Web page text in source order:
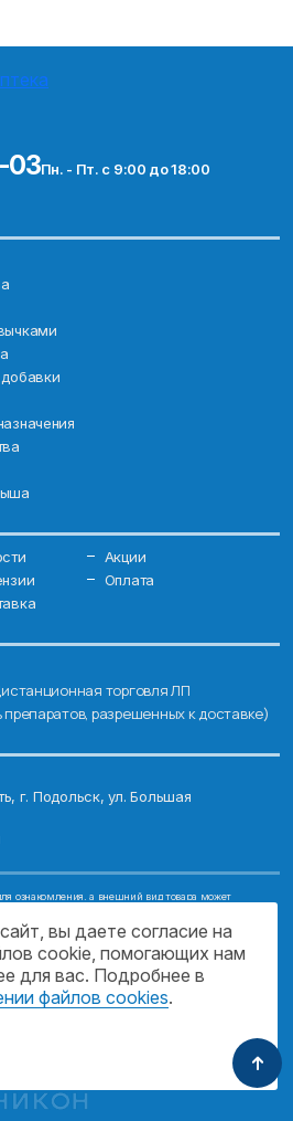
03Пн. - Пт. с 9:00 до 18:00
Акции
Оплата
торговля ЛП
разрешенных к доставке)
г. Подольск, ул. Большая
ознакомления, а внешний вид товара может
со специалистом!
УЧРЕЖДЕНИЕ МОСКОВСКОЙ
вы даете согласие на
cookie, помогающих нам
для вас. Подробнее в
файлов cookies.